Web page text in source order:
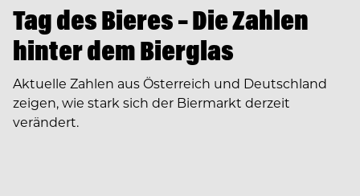
Tag des Bieres – Die Zahlen
hinter dem Bierglas
Aktuelle Zahlen aus Österreich und Deutschland
zeigen, wie stark sich der Biermarkt derzeit
verändert.